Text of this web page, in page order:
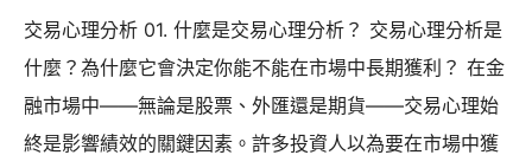
交易心理分析 01. 什麼是交易心理分析？ 交易心理分析是
什麼？為什麼它會決定你能不能在市場中長期獲利？ 在金
融市場中——無論是股票、外匯還是期貨——交易心理始
終是影響績效的關鍵因素。許多投資人以為要在市場中獲